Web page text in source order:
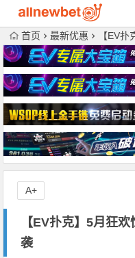
首页 最新优惠 【EV扑
【EV扑克】5月狂
袭
A+